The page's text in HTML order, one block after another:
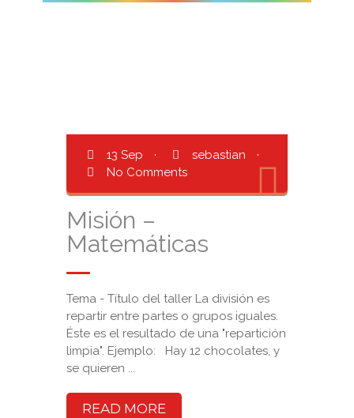
13 Sep · sebastian
·
No Comments
Misión –
Matemáticas
Tema - Título del taller La división es
repartir entre partes o grupos iguales.
Éste es el resultado de una "repartición
limpia". Ejemplo: Hay 12 chocolates, y
se quieren ...
READ MORE